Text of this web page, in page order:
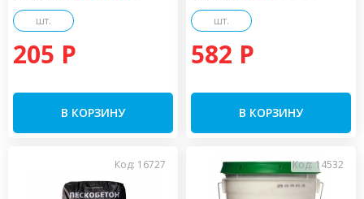
шт.
205 P
В КОРЗИНУ
шт.
582 P
В КОРЗИНУ
Код: 16727 Код: 14532